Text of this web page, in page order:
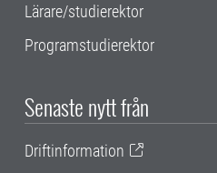
Lärare/studierektor
Programstudierektor
Senaste nytt från
Driftinformation